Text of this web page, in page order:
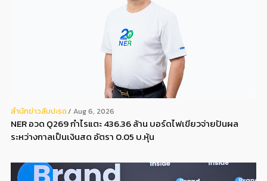
สํานักข่าวสับปะรด Aug 6, 2026
NER อวด Q269 กำไรแตะ 436.36 ล้าน บอร์ดไฟเขียวจ่ายปันผล
ระหว่างกาลเป็นเงินสด อัตรา 0.05 บ.หุ้น